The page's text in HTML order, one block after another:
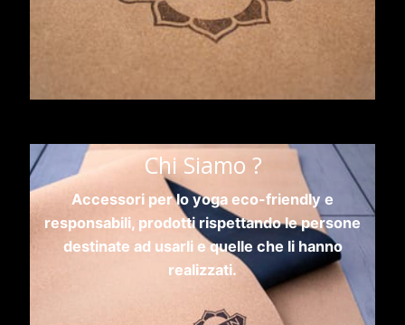
Chi Siamo ?
Accessori per lo yoga eco-friendly e
responsabili, prodotti rispettando le persone
destinate ad usarli e quelle che li hanno
realizzati.